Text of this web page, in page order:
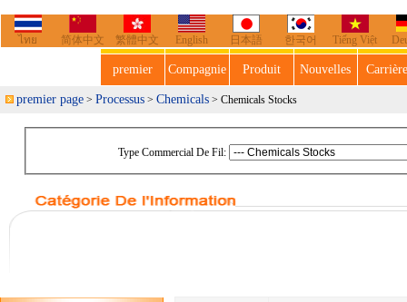
ไทย 简体中文 繁體中文 English 日本語 한국어 Tiếng Việt
premier Compagnie Produit Nouvelles
premier page > Processus > Chemicals > Chemicals Stocks
Type Commercial De Fil: